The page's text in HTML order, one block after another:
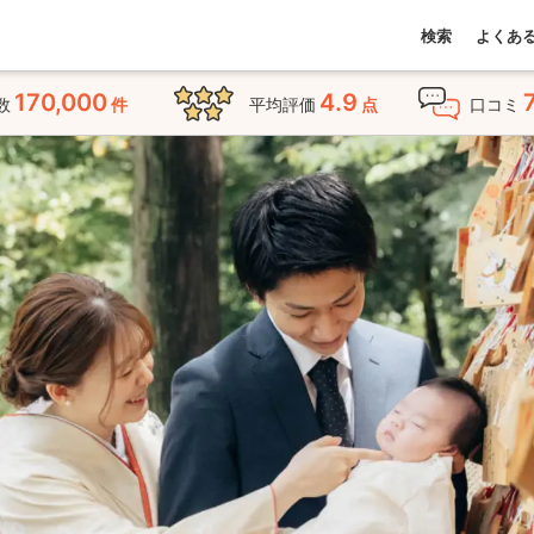
検索 よくあ
170,000件 平均評価 4.9 点 口コミ